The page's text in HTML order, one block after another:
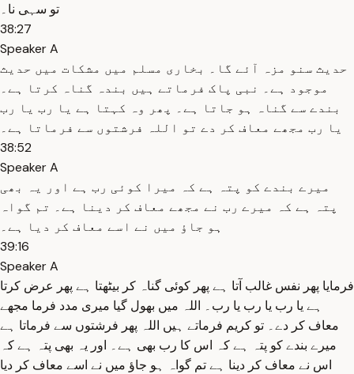
تو سہی نا۔
38:27
Speaker A
حدیث سنو مزہ آئے گا۔ بخاری مسلم میں مشکات میں حدیث
موجود ہے۔ نبی پاک فرماتے ہیں بندہ گناہ کرتا ہے۔
بندے سے گناہ ہو جاتا ہے۔ پھر وہ کہتا ہے یا رب یا رب
یا رب مجھے معاف کر دے تو اللہ فرشتوں سے فرماتا ہے۔
38:52
Speaker A
میرے بندے کو پتہ ہے کہ میرا کوئی رب ہے اور یہ بھی
پتہ ہے کہ میرے رب نے مجھے معاف کر دینا ہے۔ تم گواہ
ہو جاؤ میں نے اسے معاف کر دیا ہے۔
39:16
Speaker A
فرمایا پھر نفس غالب آتا ہے پھر کوئی گناہ کر بیٹھتا ہے پھر عرض کرتا
ہے یا رب یا رب یا رب۔ اللہ میں بھول گیا میری مدد فرما مجھے
معاف کر دے۔ تو کریم فرماتے ہیں اللہ پھر فرشتوں سے فرماتا ہے
میرے بندے کو پتہ ہے کہ اس کا رب بھی ہے۔ اور یہ بھی پتہ ہے کہ
اس نے معاف کر دینا ہے تم گواہ ہو جاؤ میں نے اسے معاف کر دیا